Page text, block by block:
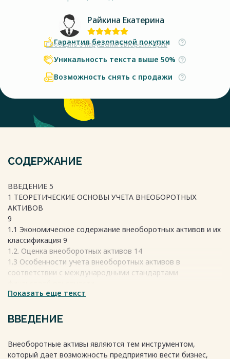
Райкина Екатерина
Сообщить о нарушении авторских прав
Гарантия безопасной покупки
Уникальность текста выше 50%
Возможность снять с продажи
СОДЕРЖАНИЕ
ВВЕДЕНИЕ 5
1 ТЕОРЕТИЧЕСКИЕ ОСНОВЫ УЧЕТА ВНЕОБОРОТНЫХ
АКТИВОВ
9
1.1 Экономическое содержание внеоборотных активов и их
классификация 9
1.2. Оценка внеоборотных активов 14
1.3 Особенности учета внеоборотных активов в
соответствии с международными стандартами
19
2 АНАЛИЗ ПРИРОДНО-ЭКОНОМИЧЕСКИХ УСЛОВИЙ,
ФИНАНСОВЫХ РЕЗУЛЬТАТОВ ДЕЯТЕЛЬНОСТИ И
ОГРАНИЧЕННОЙ ОТВЕТСТВЕННОСТЬЮ «СУРНАЙ»
Показать еще текст
ВВЕДЕНИЕ
Внеоборотные активы являются тем инструментом,
который дает возможность предприятию вести бизнес,